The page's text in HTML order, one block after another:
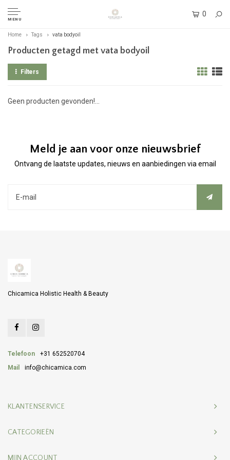
MENU
0
Home Tags vata bodyoil
Producten getagd met vata bodyoil
Filters
Geen producten gevonden!...
Meld je aan voor onze nieuwsbrief
Ontvang de laatste updates, nieuws en aanbiedingen via email
Chicamica Holistic Health & Beauty
Telefoon
+31 652520704
Mail
info@chicamica.com
KLANTENSERVICE
CATEGORIEËN
MIJN ACCOUNT